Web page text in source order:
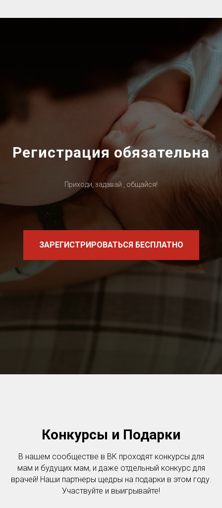
Регистрация обязательна
Приходи, задавай , общайся!
ЗАРЕГИСТРИРОВАТЬСЯ БЕСПЛАТНО
Конкурсы и Подарки
В нашем сообществе в ВК проходят конкурсы для
мам и будущих мам, и даже отдельный конкурс для
врачей! Наши партнеры щедры на подарки в этом году.
Участвуйте и выигрывайте!